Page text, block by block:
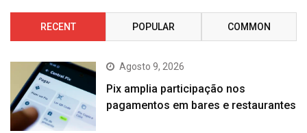
RECENT POPULAR COMMON
Agosto 9, 2026
Pix amplia participação nos
pagamentos em bares e restaurantes